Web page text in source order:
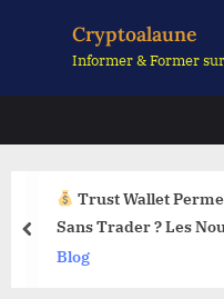
Cryptoalaune
Informer & Former
Trust Wallet
Sans Trader ? Les
Blog
prev